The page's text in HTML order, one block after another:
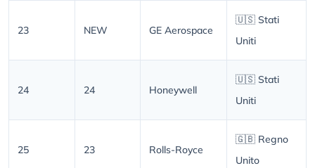
23 NEW GE Aerospace
🇺🇸 Stati
Uniti
24 24 Honeywell
🇺🇸 Stati
Uniti
25 23 Rolls-Royce
🇬🇧 Regno
Unito